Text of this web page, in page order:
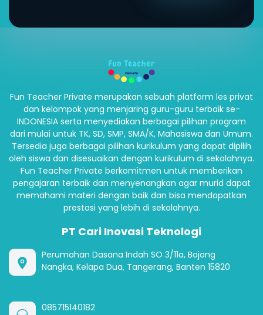
Fun Teacher Private merupakan sebuah platform les privat
dan kelompok yang menjaring guru-guru terbaik se-
INDONESIA serta menyediakan berbagai pilihan program
dari mulai untuk TK, SD, SMP, SMA/K, Mahasiswa dan Umum.
Tersedia juga berbagai pilihan kurikulum yang dapat dipilih
oleh siswa dan disesuaikan dengan kurikulum di sekolahnya.
Fun Teacher Private berkomitmen untuk memberikan
pengajaran terbaik dan menyenangkan agar murid dapat
memahami materi dengan baik dan bisa mendapatkan
prestasi yang lebih di sekolahnya.
PT Cari Inovasi Teknologi
Perumahan Dasana Indah SO 3/11a, Bojong
Nangka, Kelapa Dua, Tangerang, Banten 15820
085715140182